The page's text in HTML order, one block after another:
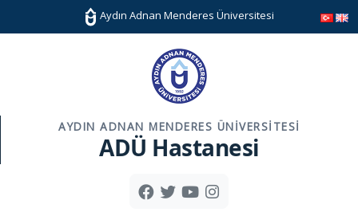
Aydın Adnan Menderes Üniversitesi
AYDIN ADNAN MENDERES ÜNIVERSITESI
ADÜ Hastanesi